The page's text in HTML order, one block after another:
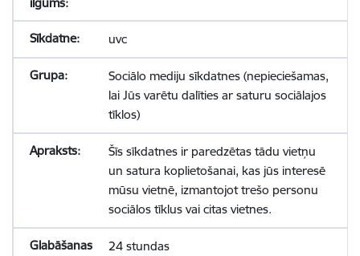
uvc
Sociālo mediju sīkdatnes (nepieciešamas,
lai Jūs varētu dalīties ar saturu sociālajos
tīklos)
Šīs sīkdatnes ir paredzētas tādu vietņu
un satura koplietošanai, kas jūs interesē
mūsu vietnē, izmantojot trešo personu
sociālos tīklus vai citas vietnes.
24 stundas